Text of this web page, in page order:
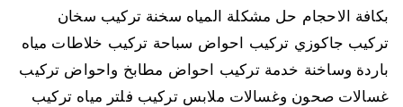
بكافة الاحجام حل مشكلة المياه سخنة تركيب سخان
تركيب جاكوزي تركيب احواض سباحة تركيب خلاطات مياه
باردة وساخنة خدمة تركيب احواض مطابخ واحواض تركيب
غسالات صحون وغسالات ملابس تركيب فلتر مياه تركيب